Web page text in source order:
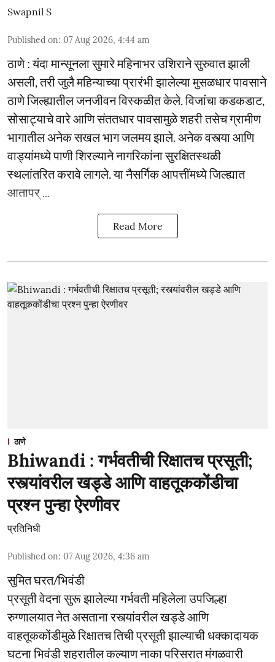
Swapnil S
Published on: 07 Aug 2026, 4:44 am
ठाणे : यंदा मान्सूनला सुमारे महिनाभर उशिराने सुरुवात झाली
असली, तरी जुलै महिन्याच्या प्रारंभी झालेल्या मुसळधार पावसाने
ठाणे जिल्ह्यातील जनजीवन विस्कळीत केले. विजांचा कडकडाट,
सोसाट्याचे वारे आणि संततधार पावसामुळे शहरी तसेच ग्रामीण
भागातील अनेक सखल भाग जलमय झाले. अनेक वस्त्या आणि
वाड्यांमध्ये पाणी शिरल्याने नागरिकांना सुरक्षितस्थळी
स्थलांतरित करावे लागले. या नैसर्गिक आपत्तींमध्ये जिल्ह्यात
आतापर् ...
Read More
ठाणे
Bhiwandi : गर्भवतीची रिक्षातच प्रसूती;
रस्त्यांवरील खड्डे आणि वाहतूककोंडीचा
प्रश्न पुन्हा ऐरणीवर
प्रतिनिधी
Published on: 07 Aug 2026, 4:36 am
सुमित घरत/भिवंडी
प्रसूती वेदना सुरू झालेल्या गर्भवती महिलेला उपजिल्हा
रुग्णालयात नेत असताना रस्त्यांवरील खड्डे आणि
वाहतूककोंडीमुळे रिक्षातच तिची प्रसूती झाल्याची धक्कादायक
घटना भिवंडी शहरातील कल्याण नाका परिसरात मंगळवारी